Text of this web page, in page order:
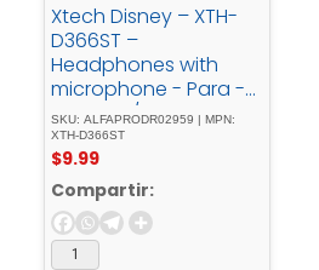
Xtech Disney – XTH-
D366ST –
Headphones with
microphone - Para -
Tablet - / - Para -
Phone - / - Para -
Portable -
electronicsWirelessStit
ch
SKU: ALFAPRODR02959 | MPN:
XTH-D366ST
$9.99
Compartir: